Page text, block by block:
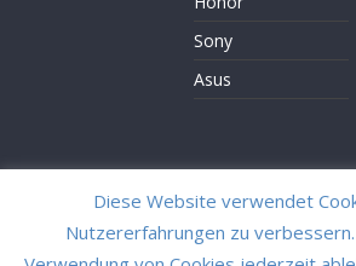
Sony
Asus
Copyright © 2026Smartphone TOP5.
Diese Website verwendet
Nutzererfahrungen zu verbessern.